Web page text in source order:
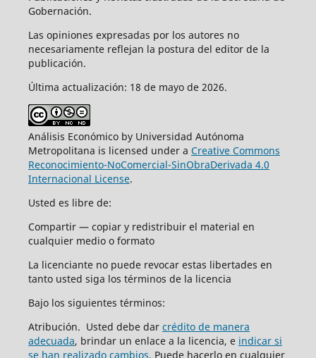
Gobernación.
Las opiniones expresadas por los autores no
necesariamente reflejan la postura del editor de la
publicación.
Última actualización: 18 de mayo de 2026.
Análisis Económico by Universidad Autónoma
Metropolitana is licensed under a Creative Commons
Reconocimiento-NoComercial-SinObraDerivada 4.0
Internacional License.
Usted es libre de:
Compartir — copiar y redistribuir el material en
cualquier medio o formato
La licenciante no puede revocar estas libertades en
tanto usted siga los términos de la licencia
Bajo los siguientes términos:
Atribución. Usted debe dar crédito de manera
adecuada, brindar un enlace a la licencia, e indicar si
se han realizado cambios. Puede hacerlo en cualquier